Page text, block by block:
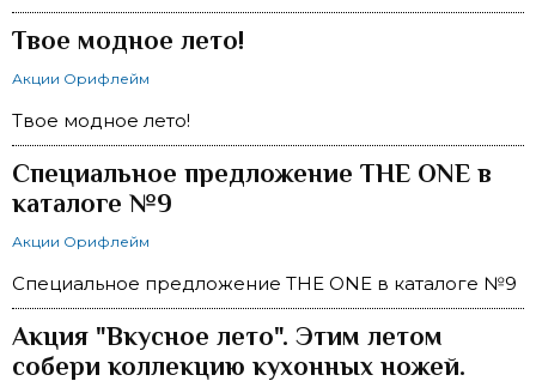
Твое модное лето!
Акции Орифлейм
Твое модное лето!
Специальное предложение THE ONE в
каталоге №9
Акции Орифлейм
Специальное предложение THE ONE в каталоге №9
Акция "Вкусное лето". Этим летом
собери коллекцию кухонных ножей.